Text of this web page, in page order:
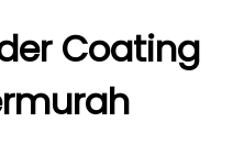
Coating